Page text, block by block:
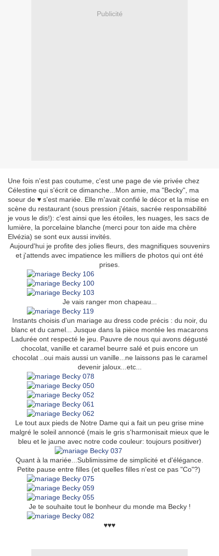
Publicité
Une fois n'est pas coutume, c'est une page de vie privée chez
Célestine qui s'écrit ce dimanche...Mon amie, ma "Becky", ma
soeur de ♥ s'est mariée. Elle m'avait confié le décor et la mise en
scène du restaurant (sous pression j'étais, sacrée responsabilité
je vous le dis!): c'est ainsi que les étoiles, les nuages, les sacs de
lumière, la porcelaine blanche (merci pour ton aide ma chère
Elvézia) se sont eux aussi invités.
Aujourd'hui je profite des jolies fleurs, des magnifiques souvenirs
et j'attends avec impatience les milliers de photos qui ont été
prises.
Je vais ranger mon chapeau...
Instants choisis d'un mariage au dress code précis : du noir, du
blanc et du camel... Jusque dans la pièce montée les macarons
Ladurée ont respecté le jeu. Pauvre de nous qui avons dégusté
chocolat, vanille et caramel beurre salé et puis encore un
chocolat ..oui mais aussi un vanille...ne laissons pas le caramel
devenir jaloux...etc...
Le tout aux pieds de Notre Dame qui a fait un peu grise mine
malgré le soleil annoncé (mais le gris s'harmonisait mieux que le
bleu et le jaune avec notre code couleur: toujours positiver)
Quant à la mariée...Sublimissime de simplicité et d'élégance.
Petite pause entre filles (et quelles filles n'est ce pas "Co"?)
Je te souhaite tout le bonheur du monde ma Becky !
♥♥♥